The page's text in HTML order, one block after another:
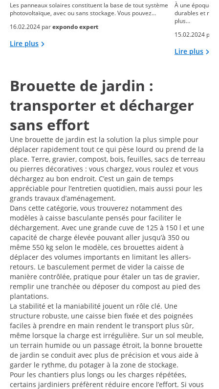
Les panneaux solaires constituent la base de tout système
photovoltaïque, avec ou sans stockage. Vous pouvez…
16.02.2024 parexpondo expert
Lire plus
À une époque
durables et
plus…
15.02.2024 par
Lire plus
Brouette de jardin :
transporter et décharger
sans effort
Une brouette de jardin est la solution la plus simple pour
déplacer rapidement tout ce qui pèse lourd ou prend de la
place. Terre, gravier, compost, bois, feuilles, sacs de terreau
ou pierres décoratives : vous chargez, vous roulez et vous
déchargez au bon endroit. C’est un gain de temps
appréciable pour l’entretien quotidien, mais aussi pour les
grands travaux d’aménagement.
Dans cette catégorie, vous trouverez notamment des
modèles à caisse basculante pensés pour faciliter le
déchargement. Avec une grande cuve de 125 à 150 l et une
capacité de charge élevée pouvant aller jusqu’à 350 ou
même 550 kg selon le modèle, ces brouettes aident à
déplacer des volumes importants en limitant les allers-
retours. Le basculement permet de vider la caisse de
manière contrôlée, pratique pour étaler un tas de gravier,
remplir une tranchée ou déposer du compost au pied des
plantations.
La stabilité et la maniabilité jouent un rôle clé. Une
structure robuste, une caisse bien fixée et des poignées
faciles à prendre en main rendent le transport plus sûr,
même lorsque la charge est irrégulière. Sur un sol meuble,
un terrain humide ou un passage étroit, la bonne brouette
de jardin se conduit avec plus de précision et vous aide à
garder le rythme, du potager à la zone de stockage.
Pour les chantiers plus longs ou les charges répétées,
certains jardiniers préfèrent réduire encore l’effort. Si vous